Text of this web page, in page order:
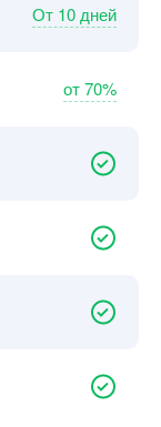
От 10 дней
от 70%